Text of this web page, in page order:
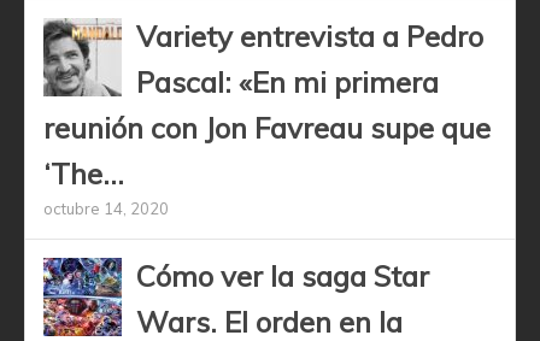
Variety entrevista a Pedro
Pascal: «En mi primera
reunión con Jon Favreau supe que
‘The...
octubre 14, 2020
Cómo ver la saga Star
Wars. El orden en la